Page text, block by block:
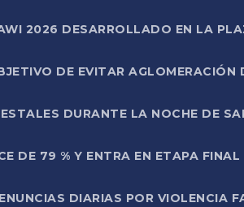
2026 DESARROLLADO EN LA
DE EVITAR AGLOMERACIÓN
DURANTE LA NOCHE DE
DE 79 % Y ENTRA EN ETAPA
DIARIAS POR VIOLENCIA